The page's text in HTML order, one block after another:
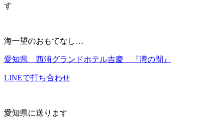
す
海一望のおもてなし…
愛知県 西浦グランドホテル吉慶 『湾の間』
LINEで打ち合わせ
愛知県に送ります